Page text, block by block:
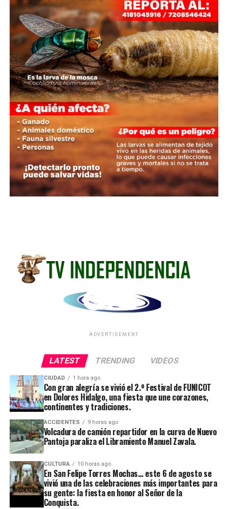
ADVERTISEMENT
LATEST TRENDING VIDEOS
CIUDAD 1 hora ago
Con gran alegría se vivió el 2.º Festival de FUNICOT
en Dolores Hidalgo, una fiesta que une corazones,
continentes y tradiciones.
ACCIDENTES 9 horas ago
Volcadura de camión repartidor en la curva de Nuevo
Pantoja paraliza el Libramiento Manuel Zavala.
CULTURA 10 horas ago
En San Felipe Torres Mochas… este 6 de agosto se
vivió una de las celebraciones más importantes para
su gente: la fiesta en honor al Señor de la
Conquista.